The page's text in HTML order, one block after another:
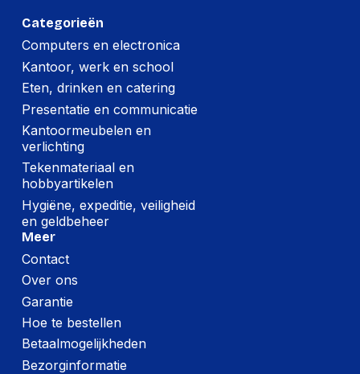
Categorieën
Computers en electronica
Kantoor, werk en school
Eten, drinken en catering
Presentatie en communicatie
Kantoormeubelen en
verlichting
Tekenmateriaal en
hobbyartikelen
Hygiëne, expeditie, veiligheid
en geldbeheer
Meer
Contact
Over ons
Garantie
Hoe te bestellen
Betaalmogelijkheden
Bezorginformatie